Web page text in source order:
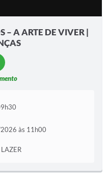
– A ARTE DE VIVER |
às 11h00